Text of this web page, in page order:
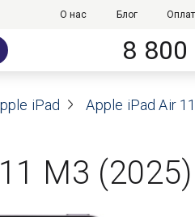
О нас Блог
8
iPad Apple iPad Air
M3